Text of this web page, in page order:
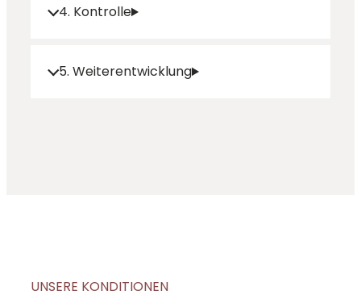
4. Kontrolle
5. Weiterentwicklung
UNSERE KONDITIONEN